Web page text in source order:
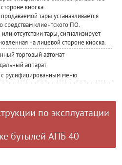
киоска.
тары устанавливается
средствам клиентского ПО.
отсутствии тары, сигнализирует
на лицевой стороне киоска.
торговый автомат
аппарат
с русифицированным меню
по эксплуатации
бутылей АПБ 40